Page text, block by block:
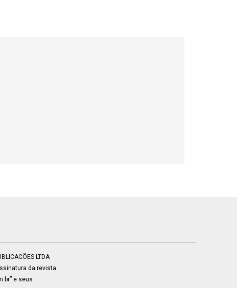
LTDA
da revista
e seus